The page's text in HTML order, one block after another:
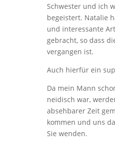
Schwester und ich
begeistert. Natalie
und interessante
gebracht, so dass
vergangen ist.
Auch hierfür ein
Da mein Mann
neidisch war,
absehbarer Zeit
kommen und uns
Sie wenden.